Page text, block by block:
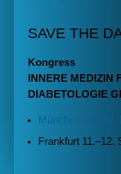
SAVE THE
Kongress
INNERE MEDIZIN
DIABETOLOGIE
München 26.–27.
Frankfurt 11.–12.